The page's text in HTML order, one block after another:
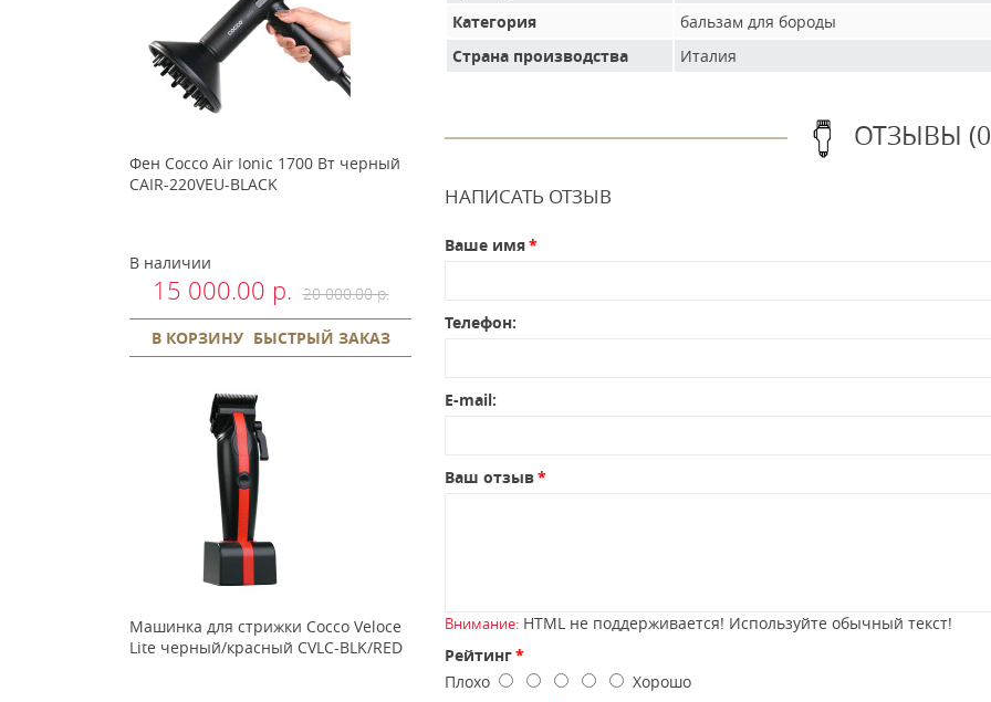
Фен Cocco Air Ionic 1700 Вт черный
CAIR-220VEU-BLACK
В наличии
15 000.00 р. 20 000.00 р.
В КОРЗИНУ БЫСТРЫЙ ЗАКАЗ
Машинка для стрижки Cocco Veloce
Lite черный/красный CVLC-BLK/RED
Категория
бальзам для бороды
Страна производства
Италия
ОТЗЫВЫ
НАПИСАТЬ ОТЗЫВ
Ваше имя
Телефон:
E-mail:
Ваш отзыв
Внимание: HTML не поддерживается! Используйте обычный текст!
Рейтинг
Плохо
Хорошо